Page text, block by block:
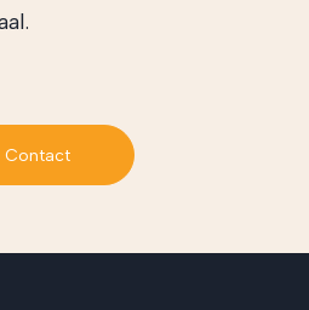
Contact